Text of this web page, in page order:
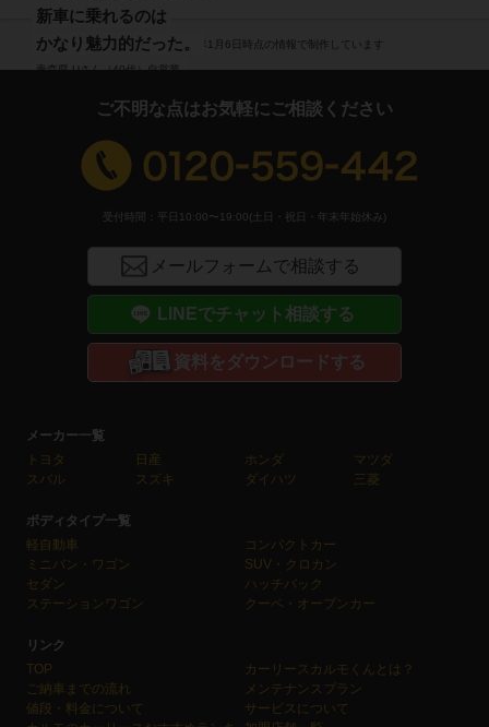
乗れるんだって
正直、驚きましたね。
埼玉県 Mさん（20代）大工
新車に乗れるのは
かなり魅力的だった。
青森県 Uさん（40代）自営業
※この記事は2026年1月6日時点の情報で制作しています
メーカー一覧
トヨタ
日産 ホンダ
マツダ
スバル
スズキ ダイハツ 三菱
ボディタイプ一覧
軽自動車
コンパクトカー
ミニバン・ワゴン
SUV・クロカン
セダン
ハッチバック
ステーションワゴン
クーペ・オープンカー
リンク
TOP
カーリースカルモくんとは？
ご納車までの流れ
メンテナンスプラン
値段・料金について
サービスについて
ご不明な点はお気軽にご相談ください
受付時間：平日10:00〜19:00(土日・祝日・年末年始休み)
メールフォームで相談する
LINEでチャット相談する
資料をダウンロードする